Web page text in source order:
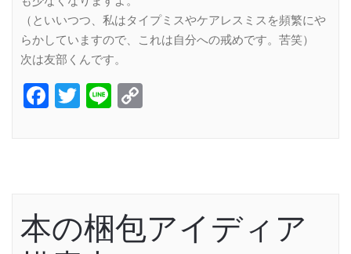
（といいつつ、私はタイプミスやケアレスミスを頻繁にや
らかしていますので、これは自分への戒めです。苦笑）
次は友部くんです。
Facebook
Twitter
Line
本の梱包アイディア